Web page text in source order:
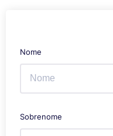
Nome
Sobrenome